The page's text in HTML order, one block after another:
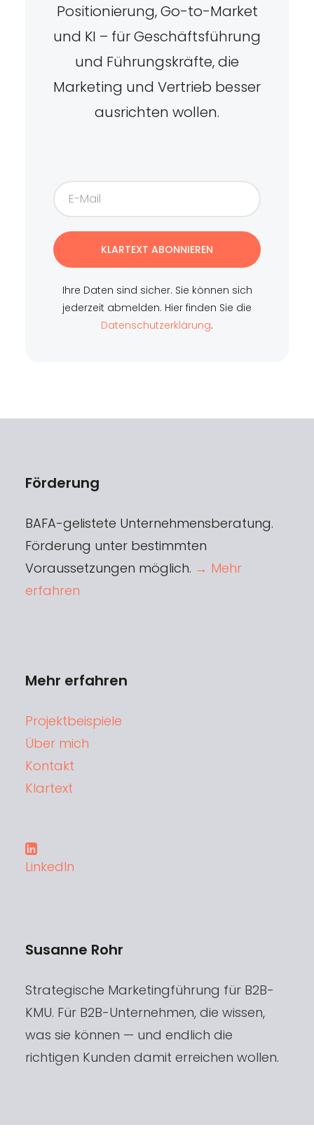
Positionierung, Go-to-Market
und KI – für Geschäftsführung
und Führungskräfte, die
Marketing und Vertrieb besser
ausrichten wollen.
KLARTEXT ABONNIEREN
Ihre Daten sind sicher. Sie können sich
jederzeit abmelden. Hier finden Sie die
Datenschutzerklärung.
Susanne Rohr
Strategische Marketingführung für B2B-
KMU. Für B2B-Unternehmen, die wissen,
was sie können — und endlich die
richtigen Kunden damit erreichen wollen.
Förderung
BAFA-gelistete Unternehmensberatung.
Förderung unter bestimmten
Voraussetzungen möglich. → Mehr
erfahren
Mehr erfahren
Projektbeispiele
Über mich
Kontakt
Klartext
LinkedIn